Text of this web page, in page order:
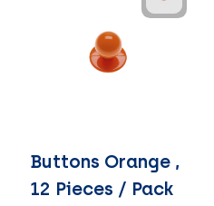
Buttons Orange ,
12 Pieces / Pack